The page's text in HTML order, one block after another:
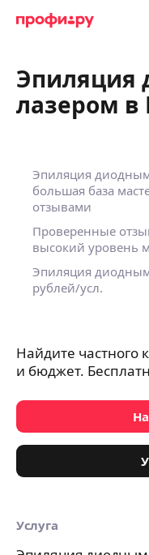
Эпиляция
лазером в
Эпиляция
большая база
отзывами
Проверенные
высокий уровень
Эпиляция
рублей/усл.
Найдите частного
и бюджет.
Услуга